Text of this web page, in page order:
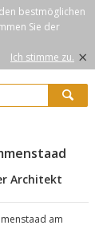
bestmöglichen
Sie der
Ich stimme zu. ×
Architekt
am